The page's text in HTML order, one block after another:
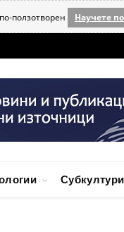
ползотворен Научете
Субкултури